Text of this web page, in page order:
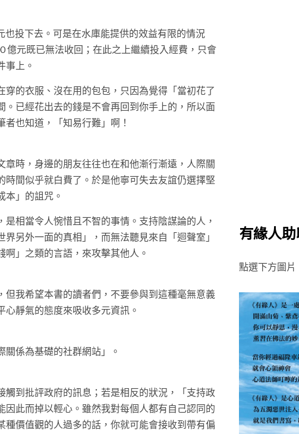
投下去。可是在水庫能提供的效益有限的情況
億元既已無法收回；在此之上繼續投入經費，只會
事上。
穿的衣服、沒在用的包包，只因為覺得「當初花了
已經花出去的錢是不會再回到你手上的，所以面
也知道，「知易行難」啊！
時，身邊的朋友往往也在和他漸行漸遠，人際關
間似乎就白費了。於是他寧可失去友誼仍選擇堅
」的詛咒。
相當令人惋惜且不智的事情。支持陰謀論的人，
另外一面的真相」，而無法聽見來自「迴聲室」
」之類的言語，來攻擊其他人。
我希望本書的讀者們，不要參與到這種毫無意義
靜氣的態度來吸收多元資訊。
係為基礎的社群網站」。
到批評政府的訊息；若是相反的狀況，「支持政
此而掉以輕心。雖然我對每個人都有自己認同的
價值觀的人過多的話，你就可能會接收到帶有偏
有緣人
點選下方圖片